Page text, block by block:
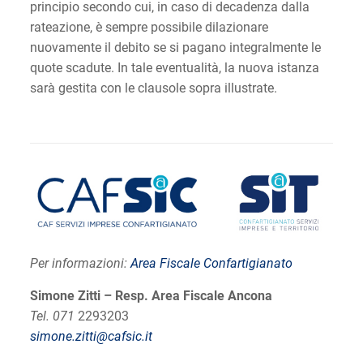
principio secondo cui, in caso di decadenza dalla
rateazione, è sempre possibile dilazionare
nuovamente il debito se si pagano integralmente le
quote scadute. In tale eventualità, la nuova istanza
sarà gestita con le clausole sopra illustrate.
Per informazioni: Area Fiscale Confartigianato
Simone Zitti – Resp. Area Fiscale Ancona
Tel. 071 2293203
simone.zitti@cafsic.it